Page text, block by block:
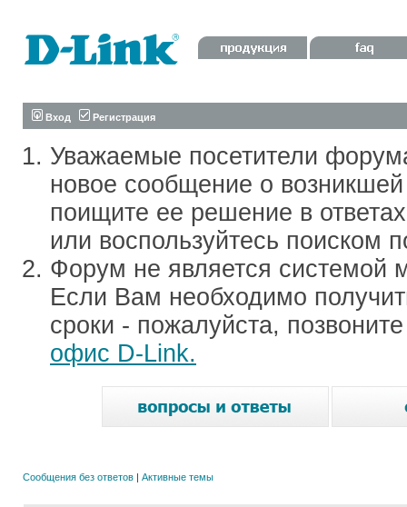
Вход Регистрация
Уважаемые посетители
новое сообщение о
поищите ее решение в
или воспользуйтесь поиском
Форум не является системой
Если Вам необходимо
сроки - пожалуйста,
офис D-Link.
Сообщения без ответов | Активные темы